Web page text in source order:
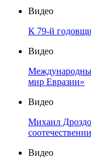
Видео
К 79-й
Видео
мир Евразии»
Видео
Михаил
Видео